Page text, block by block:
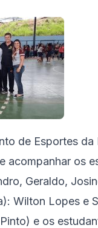
de Esportes
acompanhar os
Geraldo,
Wilton Lopes e
e os